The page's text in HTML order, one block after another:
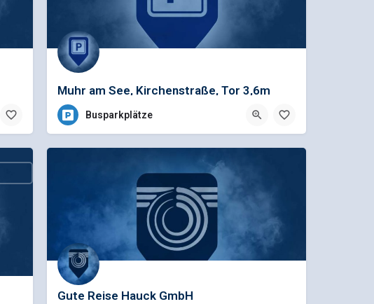
Muhr am See, Kirchenstraße, Tor 3,6m
Busparkplätze
Gute Reise Hauck GmbH